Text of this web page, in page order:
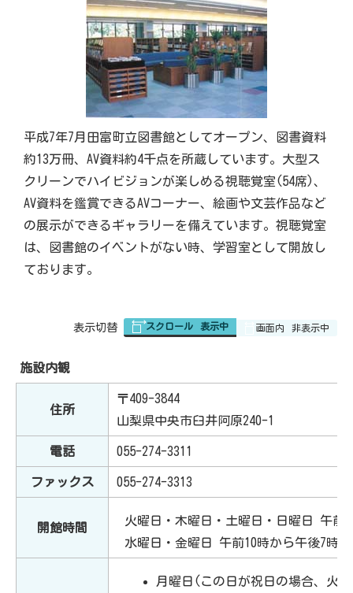
平成7年7月田富町立図書館としてオープン、図書資料
約13万冊、AV資料約4千点を所蔵しています。大型ス
クリーンでハイビジョンが楽しめる視聴覚室(54席)、
AV資料を鑑賞できるAVコーナー、絵画や文芸作品など
の展示ができるギャラリーを備えています。視聴覚室
は、図書館のイベントがない時、学習室として開放し
ております。
表
の
表示切替 スクロール 表示中 画面内 非表示中
施設内観
住所
〒409-3844
山梨県中央市臼井阿原240-1
電話 055-274-3311
ファックス 055-274-3313
開館時間
火曜日・木曜日・土曜日・日曜日 午前
水曜日・金曜日 午前10時から午後7時
月曜日(この日が祝日の場合、火